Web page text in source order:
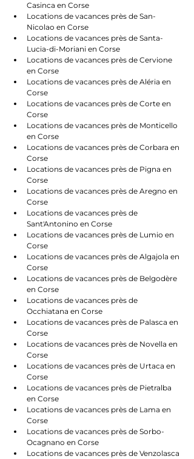
Casinca en Corse
Locations de vacances près de San-
Nicolao en Corse
Locations de vacances près de Santa-
Lucia-di-Moriani en Corse
Locations de vacances près de Cervione
en Corse
Locations de vacances près de Aléria en
Corse
Locations de vacances près de Corte en
Corse
Locations de vacances près de Monticello
en Corse
Locations de vacances près de Corbara en
Corse
Locations de vacances près de Pigna en
Corse
Locations de vacances près de Aregno en
Corse
Locations de vacances près de
Sant'Antonino en Corse
Locations de vacances près de Lumio en
Corse
Locations de vacances près de Algajola en
Corse
Locations de vacances près de Belgodère
en Corse
Locations de vacances près de
Occhiatana en Corse
Locations de vacances près de Palasca en
Corse
Locations de vacances près de Novella en
Corse
Locations de vacances près de Urtaca en
Corse
Locations de vacances près de Pietralba
en Corse
Locations de vacances près de Lama en
Corse
Locations de vacances près de Sorbo-
Ocagnano en Corse
Locations de vacances près de Venzolasca